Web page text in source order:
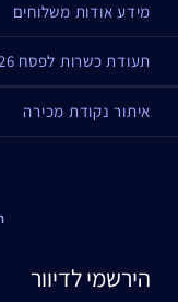
מידע אודות משלוחים
תעודת כשרות לפסח 2026
איתור נקודת מכירה
הירשמי לדיוור